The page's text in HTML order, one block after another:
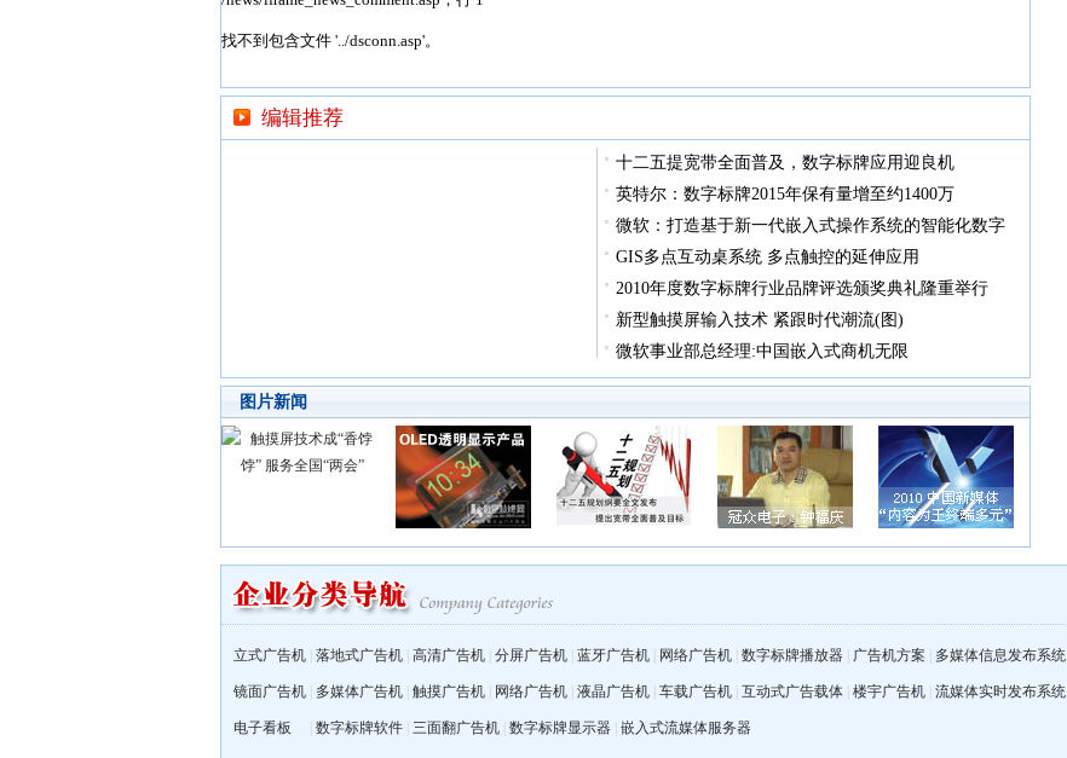
编辑推荐
十二五提宽带全面普及，数字标牌应用迎良机
英特尔：数字标牌2015年保有量增至约1400万
微软：打造基于新一代嵌入式操作系统的智能化数字
GIS多点互动桌系统 多点触控的延伸应用
2010年度数字标牌行业品牌评选颁奖典礼隆重举行
新型触摸屏输入技术 紧跟时代潮流(图)
微软事业部总经理:中国嵌入式商机无限
图片新闻
立式广告机 落地式广告机 高清广告机 分屏广告机 蓝牙广告机 网络广告机 数字标牌播放器 广告机方案 多媒体信息发布系统
镜面广告机 多媒体广告机 触摸广告机 网络广告机 液晶广告机 车载广告机 互动式广告载体 楼宇广告机 流媒体实时发布系统
电子看板 数字标牌软件 三面翻广告机 数字标牌显示器 嵌入式流媒体服务器